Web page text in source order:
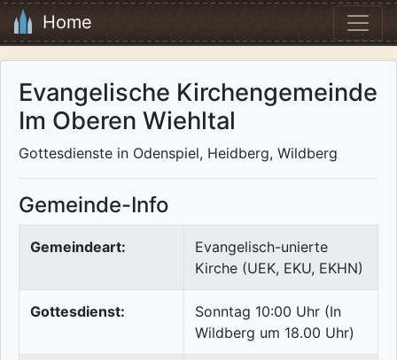
Home
Evangelische Kirchengemeinde
Im Oberen Wiehltal
Gottesdienste in Odenspiel, Heidberg, Wildberg
Gemeinde-Info
Gemeindeart:
Evangelisch-unierte
Kirche (UEK, EKU, EKHN)
Gottesdienst:
Sonntag 10:00 Uhr (In
Wildberg um 18.00 Uhr)